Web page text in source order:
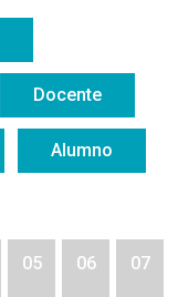
Docente
Alumno
05 06 07